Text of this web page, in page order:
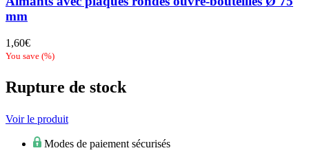
mm
1,60€
You save (%)
Rupture de stock
Voir le produit
Modes de paiement sécurisés